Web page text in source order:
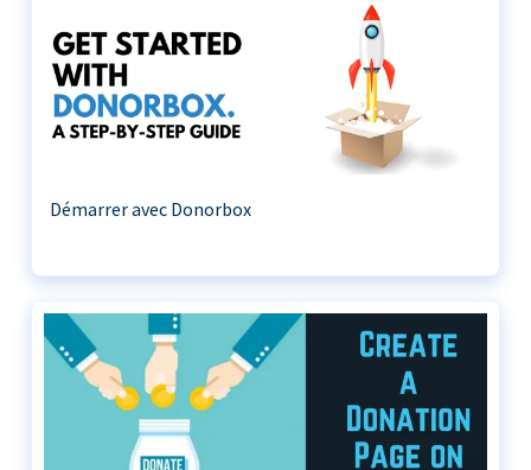
Démarrer avec Donorbox